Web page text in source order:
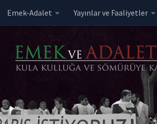
Skip to content
Emek-Adalet Yayınlar ve Faaliyetler